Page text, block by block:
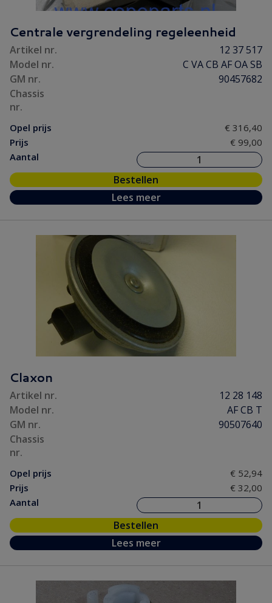
Centrale vergrendeling regeleenheid
Artikel nr.
12 37 517
Model nr.
C VA CB AF OA SB
GM nr.
90457682
Chassis
nr.
Opel prijs
€ 316,40
Prijs
€ 99,00
Aantal
Bestellen
Lees meer
Claxon
Artikel nr.
12 28 148
Model nr.
AF CB T
GM nr.
90507640
Chassis
nr.
Opel prijs
€ 52,94
Prijs
€ 32,00
Aantal
Bestellen
Lees meer